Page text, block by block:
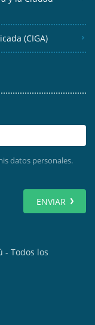
(CIGA)
datos personales.
ENVIAR
- Todos los